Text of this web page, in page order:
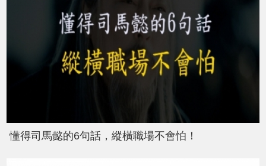
懂得司馬懿的6句話，縱橫職場不會怕！